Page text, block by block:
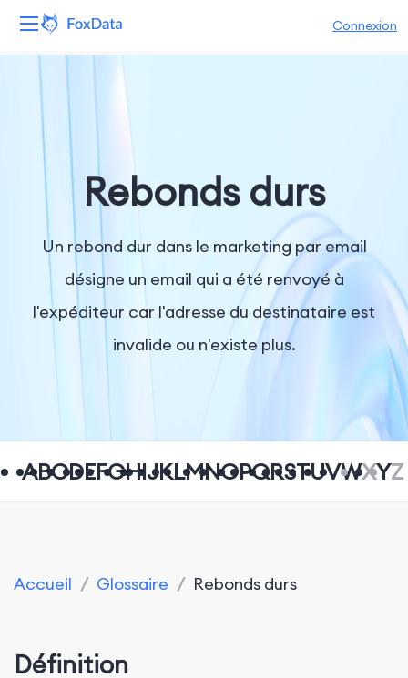
Connexion
Solutions
Ressources
Tarifs
Entreprise
Rebonds durs
Un rebond dur dans le marketing par email
désigne un email qui a été renvoyé à
l'expéditeur car l'adresse du destinataire est
invalide ou n'existe plus.
ABCDEFGHIJKLMNOPQRSTUVWXYZ
Accueil / Glossaire / Rebonds durs
Définition